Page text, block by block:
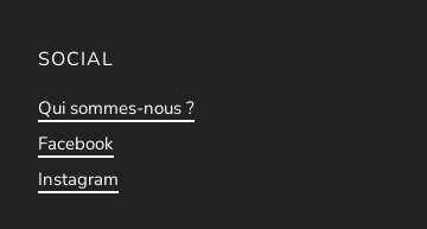
SOCIAL
Qui sommes-nous ?
Facebook
Instagram